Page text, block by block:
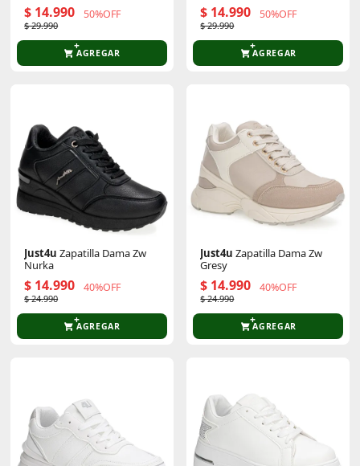
$ 14.990 50%OFF
$ 29.990
AGREGAR
$ 14.990 50%OFF
$ 29.990
AGREGAR
Just4u Zapatilla Dama Zw
Nurka
$ 14.990 40%OFF
$ 24.990
AGREGAR
Just4u Zapatilla Dama Zw
Gresy
$ 14.990 40%OFF
$ 24.990
AGREGAR